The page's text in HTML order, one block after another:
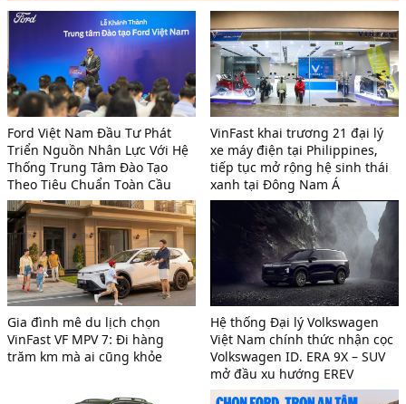
Ford Việt Nam Đầu Tư Phát
Triển Nguồn Nhân Lực Với Hệ
Thống Trung Tâm Đào Tạo
Theo Tiêu Chuẩn Toàn Cầu
VinFast khai trương 21 đại lý
xe máy điện tại Philippines,
tiếp tục mở rộng hệ sinh thái
xanh tại Đông Nam Á
Gia đình mê du lịch chọn
VinFast VF MPV 7: Đi hàng
trăm km mà ai cũng khỏe
Hệ thống Đại lý Volkswagen
Việt Nam chính thức nhận cọc
Volkswagen ID. ERA 9X – SUV
mở đầu xu hướng EREV